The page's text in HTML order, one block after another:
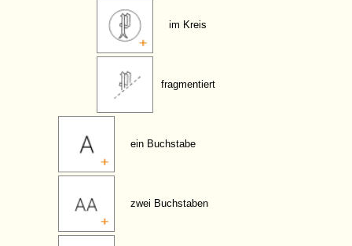
im Kreis
fragmentiert
ein Buchstabe
zwei Buchstaben